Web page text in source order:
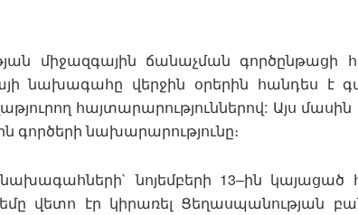
միջազգային ճանաչման
նախագահը վերջին օրերին հանդես է
հայտարարություններով: Այս
նախարարությունը։
նոյեմբերի 13–ին կայացած
վետո էր կիրառել Ցեղասպանության